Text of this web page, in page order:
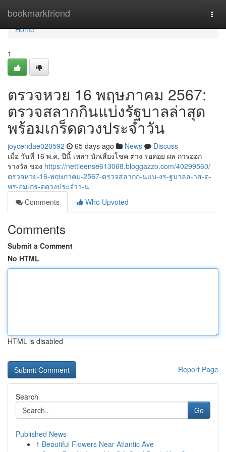
bookmarkfriend
Home
Home
1
ตรวจหวย 16 พฤษภาคม 2567:
ตรวจสลากกินแบ่งรัฐบาลล่าสุด
พร้อมเกร็ดดวงประจำวัน
joycendae020592 65 days ago News
Discuss
เมื่อ วันที่ 16 พ.ค. ปีนี้ เหล่า นักเสี่ยงโชค ต่าง รอคอย ผล การออก
รางวัล ของ https://nettieense613068.bloggazzo.com/40299560/
ตรวจหวย-16-พฤษภาคม-2567-ตรวจสลากก-นแบ-งร-ฐบาลล-าส-ด-
พร-อมเกร-ดดวงประจำว-น
Comments
Who Upvoted
Comments
Submit a Comment
No HTML
HTML is disabled
Report Page
Search
Go
Published News
1 Beautiful Flowers Near Atlantic Ave